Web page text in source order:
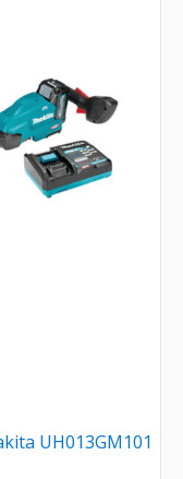
UH013GM101